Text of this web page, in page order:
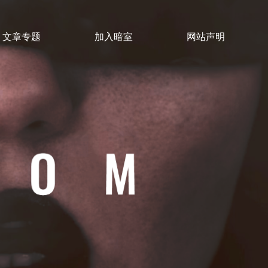
文章专题 加入暗室 网站声明